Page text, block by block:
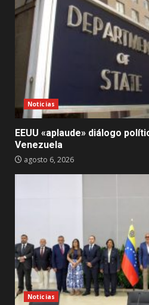
Noticias
EEUU «aplaude» diálogo
Venezuela
agosto 6, 2026
Noticias